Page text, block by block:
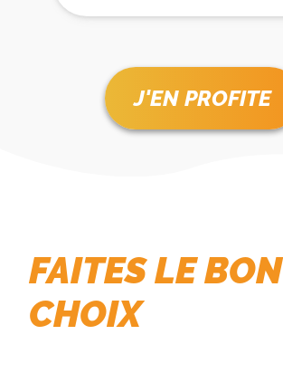
J'EN PROFITE
FAITES LE BON
CHOIX